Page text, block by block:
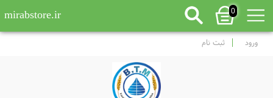
0
mirabstore.ir
ورود ثبت نام